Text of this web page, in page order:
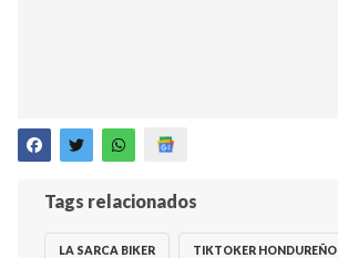
Tags relacionados
LA SARCA BIKER TIKTOKER HONDUREÑO